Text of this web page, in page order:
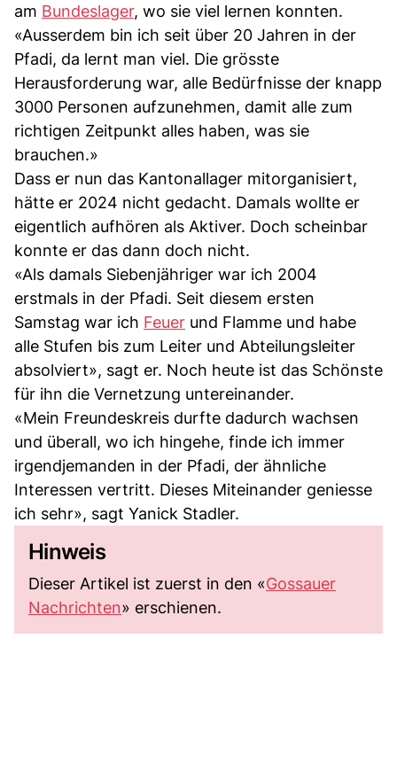
am Bundeslager, wo sie viel lernen konnten.
«Ausserdem bin ich seit über 20 Jahren in der
Pfadi, da lernt man viel. Die grösste
Herausforderung war, alle Bedürfnisse der knapp
3000 Personen aufzunehmen, damit alle zum
richtigen Zeitpunkt alles haben, was sie
brauchen.»
Dass er nun das Kantonallager mitorganisiert,
hätte er 2024 nicht gedacht. Damals wollte er
eigentlich aufhören als Aktiver. Doch scheinbar
konnte er das dann doch nicht.
«Als damals Siebenjähriger war ich 2004
erstmals in der Pfadi. Seit diesem ersten
Samstag war ich Feuer und Flamme und habe
alle Stufen bis zum Leiter und Abteilungsleiter
absolviert», sagt er. Noch heute ist das Schönste
für ihn die Vernetzung untereinander.
«Mein Freundeskreis durfte dadurch wachsen
und überall, wo ich hingehe, finde ich immer
irgendjemanden in der Pfadi, der ähnliche
Interessen vertritt. Dieses Miteinander geniesse
ich sehr», sagt Yanick Stadler.
Hinweis
Dieser Artikel ist zuerst in den «Gossauer
Nachrichten» erschienen.